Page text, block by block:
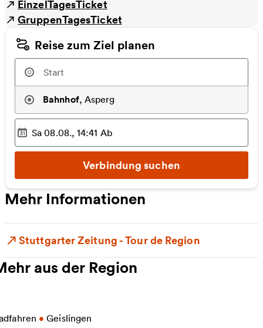
EinzelTagesTicket
GruppenTagesTicket
Reise zum Ziel planen
Bahnhof, Asperg
Ausgewählter Zeitpunkt
Sa 08.08., 14:41 Ab
Verbindung suchen
Mehr Informationen
Stuttgarter Zeitung - Tour de Region
aus der Region
• Geislingen
Informationen zu Radtour "Auf der Route